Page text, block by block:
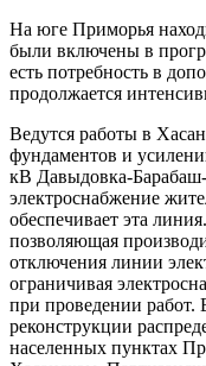
На юге Приморья
были включены в
есть потребность в
продолжается
Ведутся работы в
фундаментов и
кВ Давыдовка-
электроснабжение
обеспечивает эта
позволяющая
отключения линии
ограничивая
при проведении работ.
реконструкции
населенных пунктах